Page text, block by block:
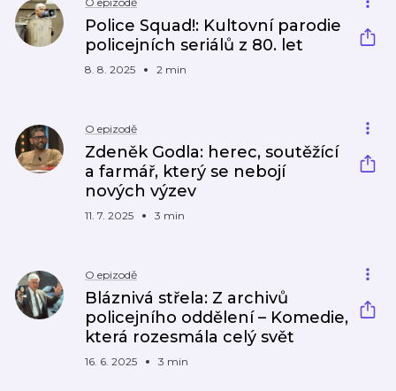
Police Squad!: Kultovní parodie
policejních seriálů z 80. let
8. 8. 2025 2 min
O epizodě
Zdeněk Godla: herec, soutěžící
a farmář, který se nebojí
nových výzev
11. 7. 2025 3 min
O epizodě
Bláznivá střela: Z archivů
policejního oddělení – Komedie,
která rozesmála celý svět
16. 6. 2025 3 min